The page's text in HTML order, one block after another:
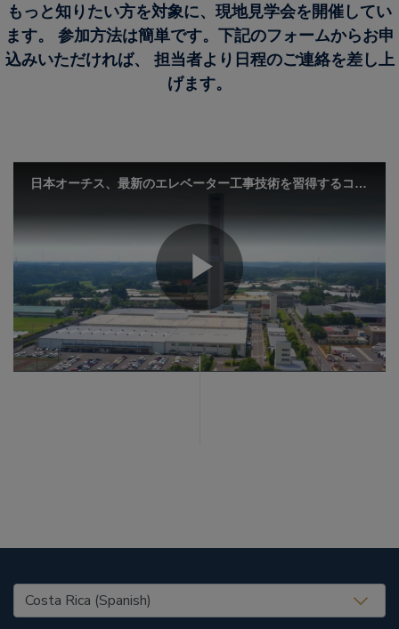
もっと知りたい方を対象に、現地見学会を開催してい
ます。 参加方法は簡単です。下記のフォームからお申
込みいただければ、 担当者より日程のご連絡を差し上
げます。
United States (EN)